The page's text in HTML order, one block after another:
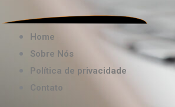
Home
Sobre Nós
Política de privacidade
Contato